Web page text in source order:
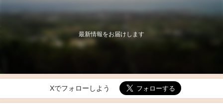
最新情報をお届けします
Xでフォローしよう